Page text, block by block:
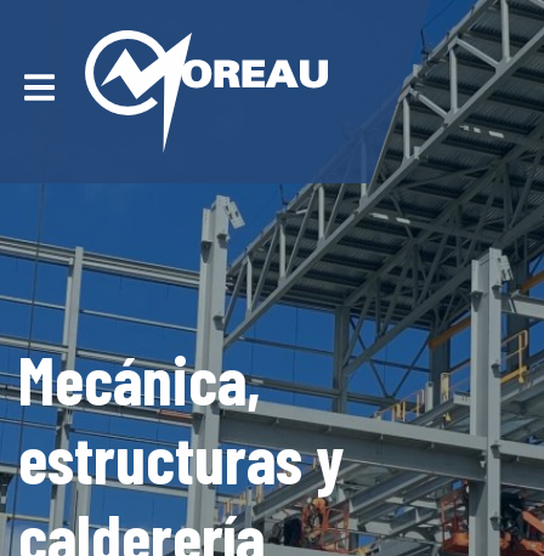
Mecánica,
estructuras y
calderería